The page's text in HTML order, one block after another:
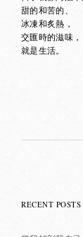
甜的和苦的、
冰凍和炙熱，
交匯時的滋味，
就是生活。
RECENT POSTS